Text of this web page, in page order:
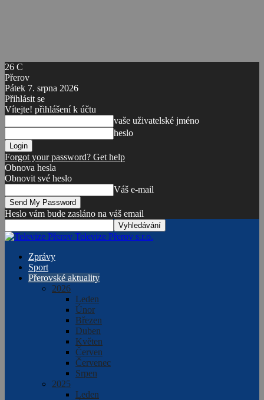
26 C
Přerov
Pátek 7. srpna 2026
Přihlásit se
Vítejte! přihlášení k účtu
vaše uživatelské jméno
heslo
Forgot your password? Get help
Obnova hesla
Obnovit své heslo
Váš e-mail
Heslo vám bude zasláno na váš email
Televize Přerov s.r.o.
Zprávy
Sport
Přerovské aktuality
2026
Leden
Únor
Březen
Duben
Květen
Červen
Červenec
Srpen
2025
Leden